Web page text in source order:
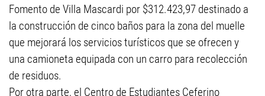
Fomento de Villa Mascardi por $312.423,97 destinado a
la construcción de cinco baños para la zona del muelle
que mejorará los servicios turísticos que se ofrecen y
una camioneta equipada con un carro para recolección
de residuos.
Por otra parte, el Centro de Estudiantes Ceferino